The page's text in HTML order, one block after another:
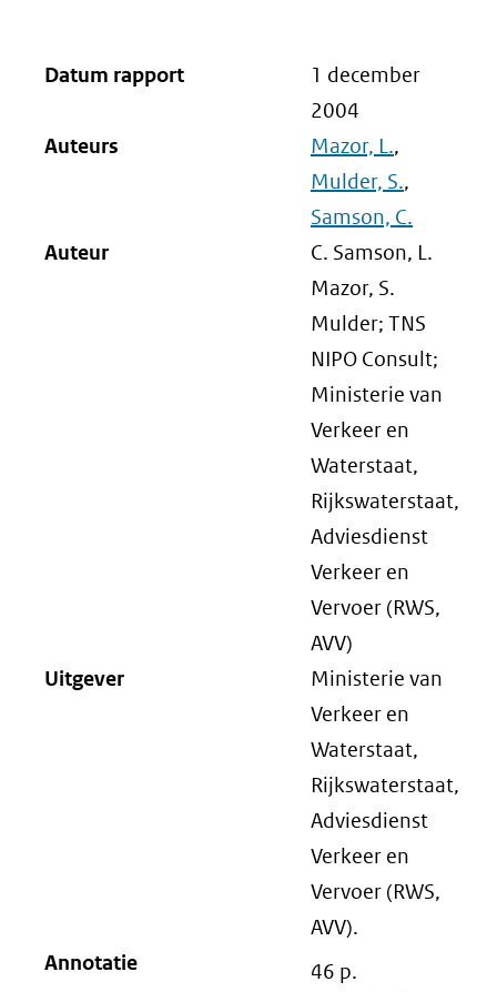
Datum rapport
1 december
2004
Auteurs
Mazor, L.,
Mulder, S.,
Samson, C.
Auteur
C. Samson, L.
Mazor, S.
Mulder; TNS
NIPO Consult;
Ministerie van
Verkeer en
Waterstaat,
Rijkswaterstaat,
Adviesdienst
Verkeer en
Vervoer (RWS,
AVV)
Uitgever
Ministerie van
Verkeer en
Waterstaat,
Rijkswaterstaat,
Adviesdienst
Verkeer en
Vervoer (RWS,
AVV).
Annotatie
46 p.